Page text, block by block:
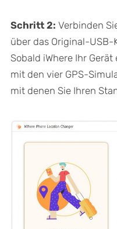
Schritt 2: Verbinden
über das Original-
Sobald iWhere Ihr
mit den vier GPS-
mit denen Sie Ihren